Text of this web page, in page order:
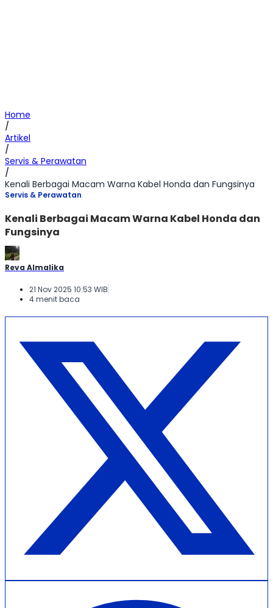
Home
/
Artikel
/
Servis & Perawatan
/
Kenali Berbagai Macam Warna Kabel Honda dan Fungsinya
Servis & Perawatan
Kenali Berbagai Macam Warna Kabel Honda dan
Fungsinya
Reva Almalika
21 Nov 2025 10:53 WIB
4 menit baca